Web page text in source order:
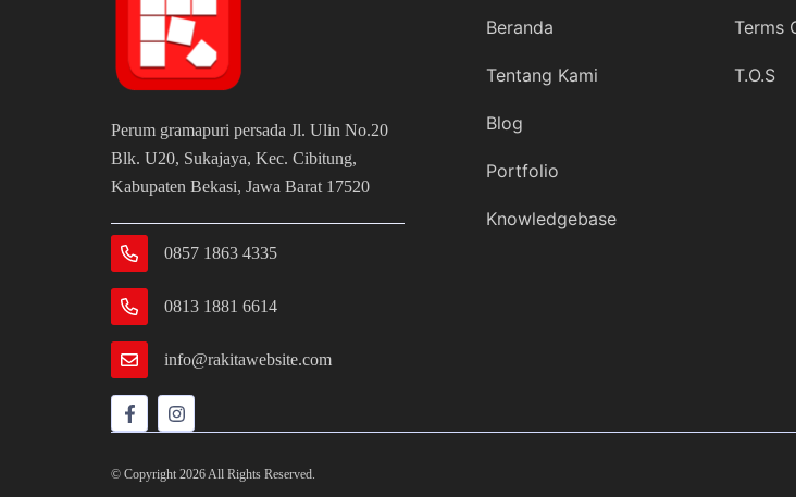
Perum gramapuri persada Jl. Ulin No.20
Blk. U20, Sukajaya, Kec. Cibitung,
Kabupaten Bekasi, Jawa Barat 17520
0857 1863 4335
0813 1881 6614
info@rakitawebsite.com
Beranda
Tentang Kami
Blog
Portfolio
Knowledgebase
Terms
T.O.S
© Copyright 2026 All Rights Reserved.